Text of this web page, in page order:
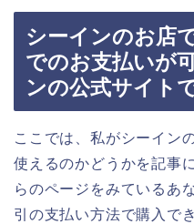
シーインのお店
でのお支払いが
ンの公式サイト
ここでは、私がシーイン
使えるのかどうかを記事
らのページをみているあ
引の支払い方法で購入で